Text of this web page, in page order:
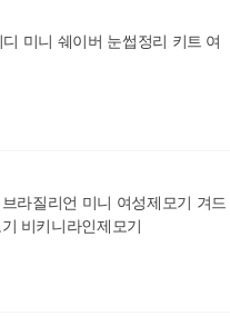
미니 쉐이버 눈썹정리 키트 여
라질리언 미니 여성제모기 겨드
비키니라인제모기